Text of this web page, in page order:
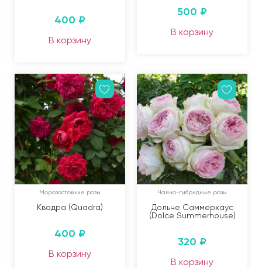
400 ₽
В корзину
500 ₽
В корзину
Морозостойкие розы
Квадра (Quadra)
400 ₽
В корзину
Чайно-гибридные розы
Дольче Саммерхаус
(Dolce Summerhouse)
320 ₽
В корзину